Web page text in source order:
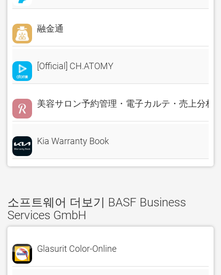
融金通
[Official] CH.ATOMY
美容サロン予約管理・電子カルテ・売上分析
Kia Warranty Book
소프트웨어 더보기 BASF Business
Services GmbH
Glasurit Color-Online